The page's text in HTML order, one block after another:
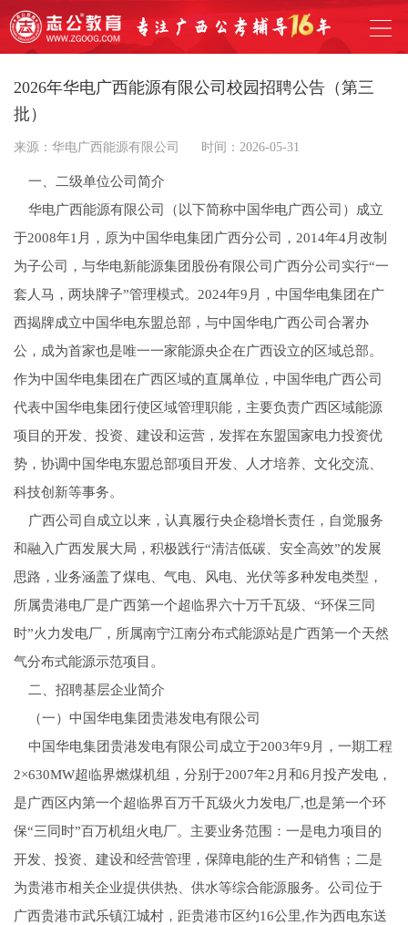
2026年华电广西能源有限公司校园招聘公告（第三
批）
来源：华电广西能源有限公司 时间：2026-05-31
一、二级单位公司简介
华电广西能源有限公司（以下简称中国华电广西公司）成立
于2008年1月，原为中国华电集团广西分公司，2014年4月改制
为子公司，与华电新能源集团股份有限公司广西分公司实行“一
套人马，两块牌子”管理模式。2024年9月，中国华电集团在广
西揭牌成立中国华电东盟总部，与中国华电广西公司合署办
公，成为首家也是唯一一家能源央企在广西设立的区域总部。
作为中国华电集团在广西区域的直属单位，中国华电广西公司
代表中国华电集团行使区域管理职能，主要负责广西区域能源
项目的开发、投资、建设和运营，发挥在东盟国家电力投资优
势，协调中国华电东盟总部项目开发、人才培养、文化交流、
科技创新等事务。
广西公司自成立以来，认真履行央企稳增长责任，自觉服务
和融入广西发展大局，积极践行“清洁低碳、安全高效”的发展
思路，业务涵盖了煤电、气电、风电、光伏等多种发电类型，
所属贵港电厂是广西第一个超临界六十万千瓦级、“环保三同
时”火力发电厂，所属南宁江南分布式能源站是广西第一个天然
气分布式能源示范项目。
二、招聘基层企业简介
（一）中国华电集团贵港发电有限公司
中国华电集团贵港发电有限公司成立于2003年9月，一期工程
2×630MW超临界燃煤机组，分别于2007年2月和6月投产发电，
是广西区内第一个超临界百万千瓦级火力发电厂,也是第一个环
保“三同时”百万机组火电厂。主要业务范围：一是电力项目的
开发、投资、建设和经营管理，保障电能的生产和销售；二是
为贵港市相关企业提供供热、供水等综合能源服务。公司位于
广西贵港市武乐镇江城村，距贵港市区约16公里,作为西电东送